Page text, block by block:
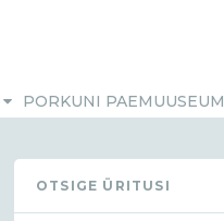
PORKUNI PAEMUUSEUM
OTSIGE ÜRITUSI